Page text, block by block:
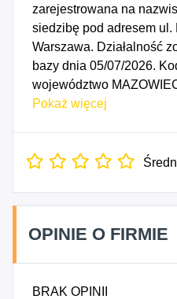
zarejestrowana na
siedzibę pod adresem
Warszawa. Działalność
bazy dnia 05/07/2026.
województwo
Numer Identyfikacji
rozpoczęcia działalności
Pokaż więcej
OPINIE O FIRMIE
BRAK OPINII